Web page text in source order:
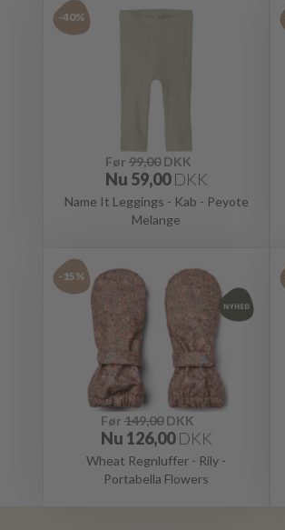
-40%
Før99,00DKK
Nu 59,00 DKK
Name It Leggings - Kab - Peyote
Melange
-15%
Før149,00DKK
Nu 126,00 DKK
Wheat Regnluffer - Rily -
Portabella Flowers